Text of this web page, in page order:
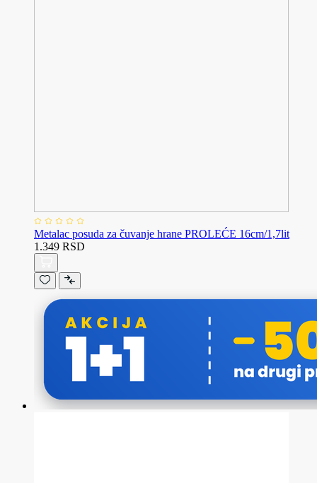
Metalac posuda za čuvanje hrane PROLEĆE 16cm/1,7lit
1.349 RSD